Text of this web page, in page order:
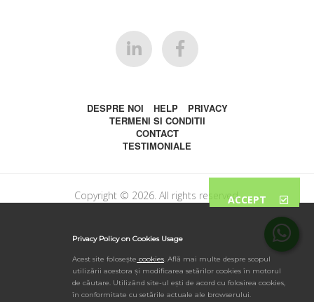
DESPRE NOI HELP
PRIVACY
TERMENI SI CONDITII
CONTACT
TESTIMONIALE
Copyright © 2026. All rights reserved.
Privacy Policy on Cookies Usage
Acest site folosește cookies. Află mai multe despre scopul
utilizării acestora și modificarea setărilor cookies în motorul
de căutare. Utilizând site-ul ești de acord cu folosirea cookies,
în conformitate cu setările actuale ale browserului.
ACCEPT